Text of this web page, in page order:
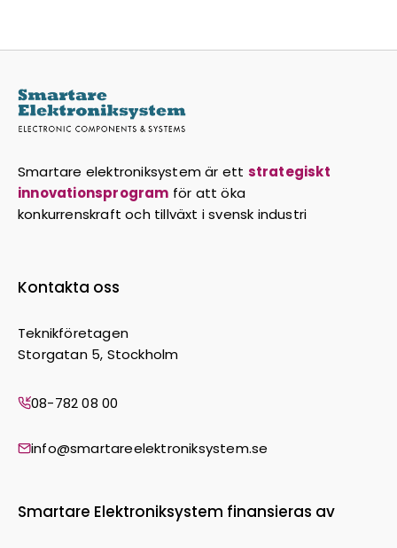
Smartare elektroniksystem är ett strategiskt
innovationsprogram för att öka
konkurrenskraft och tillväxt i svensk industri
Kontakta oss
Teknikföretagen
Storgatan 5, Stockholm
08-782 08 00
info@smartareelektroniksystem.se
Smartare Elektroniksystem finansieras av